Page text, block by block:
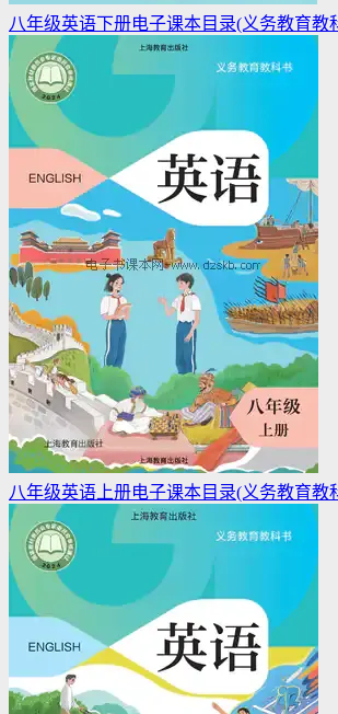
八年级英语下册电子课本目录(义务教育教
八年级英语上册电子课本目录(义务教育教